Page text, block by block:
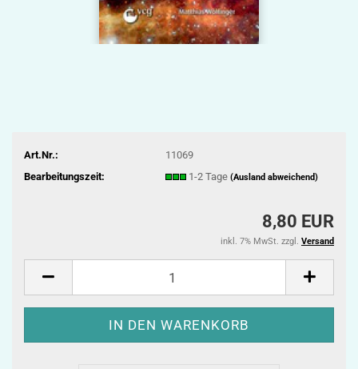
Art.Nr.:
11069
Bearbeitungszeit:
1-2 Tage (Ausland abweichend)
8,80 EUR
inkl. 7% MwSt. zzgl. Versand